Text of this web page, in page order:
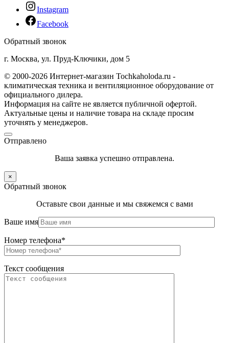
Instagram
Facebook
Обратный звонок
г. Москва, ул. Пруд-Ключики, дом 5
© 2000-2026 Интернет-магазин Tochkaholoda.ru -
климатическая техника и вентиляционное оборудование от
официального дилера.
Информация на сайте не является публичной офертой.
Актуальные цены и наличие товара на складе просим
уточнять у менеджеров.
Отправлено
Ваша заявка успешно отправлена.
×
Обратный звонок
Оставьте свои данные и мы свяжемся с вами
Ваше имя
Номер телефона*
Текст сообщения